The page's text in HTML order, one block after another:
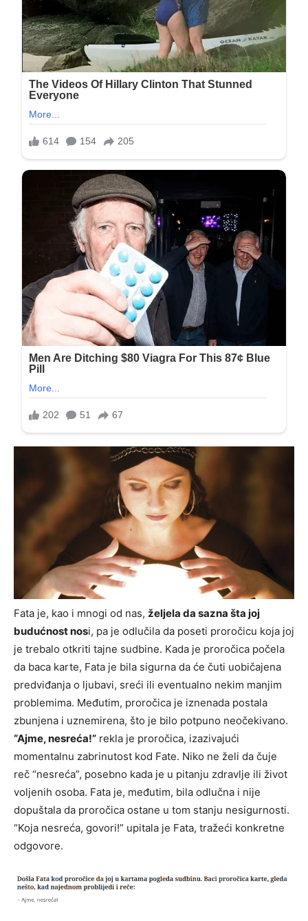
Fata je, kao i mnogi od nas, željela da sazna šta joj
budućnost nosi, pa je odlučila da poseti proročicu koja joj
je trebalo otkriti tajne sudbine. Kada je proročica počela
da baca karte, Fata je bila sigurna da će čuti uobičajena
predviđanja o ljubavi, sreći ili eventualno nekim manjim
problemima. Međutim, proročica je iznenada postala
zbunjena i uznemirena, što je bilo potpuno neočekivano.
“Ajme, nesreća!” rekla je proročica, izazivajući
momentalnu zabrinutost kod Fate. Niko ne želi da čuje
reč “nesreća”, posebno kada je u pitanju zdravlje ili život
voljenih osoba. Fata je, međutim, bila odlučna i nije
dopuštala da proročica ostane u tom stanju nesigurnosti.
“Koja nesreća, govori!” upitala je Fata, tražeći konkretne
odgovore.